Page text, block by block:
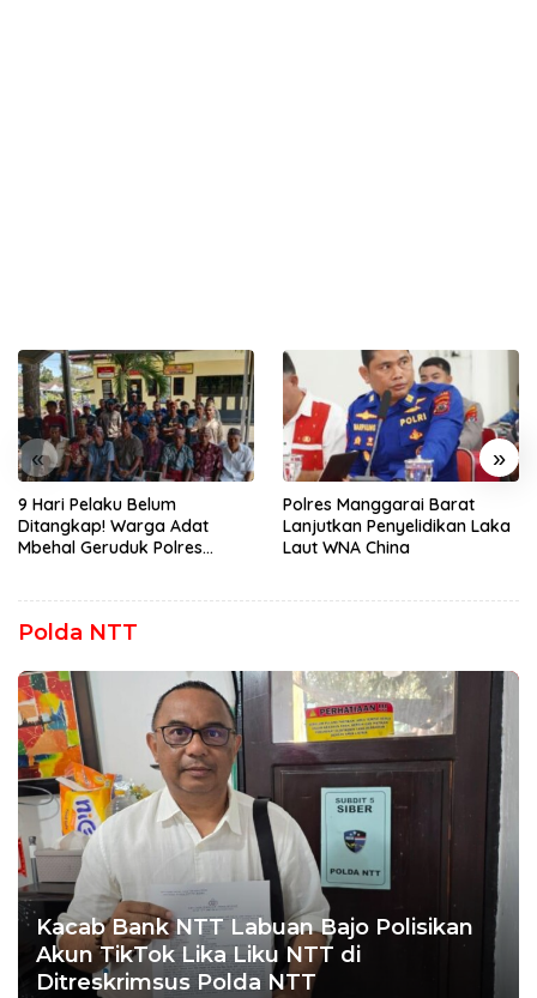
« »
9 Hari Pelaku Belum
Ditangkap! Warga Adat
Mbehal Geruduk Polres
Polres Manggarai Barat
Lanjutkan Penyelidikan Laka
Laut WNA China
Polda NTT
Kacab Bank NTT Labuan Bajo Polisikan
Akun TikTok Lika Liku NTT di
Ditreskrimsus Polda NTT